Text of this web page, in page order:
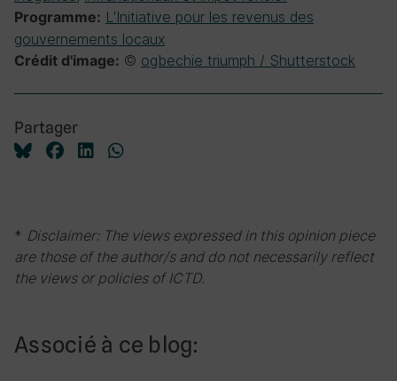
Programme: L'Initiative pour les revenus des
gouvernements locaux
Crédit d'image: © ogbechie triumph / Shutterstock
Partager
* Disclaimer: The views expressed in this opinion piece
are those of the author/s and do not necessarily reflect
the views or policies of ICTD.
Associé à ce blog: